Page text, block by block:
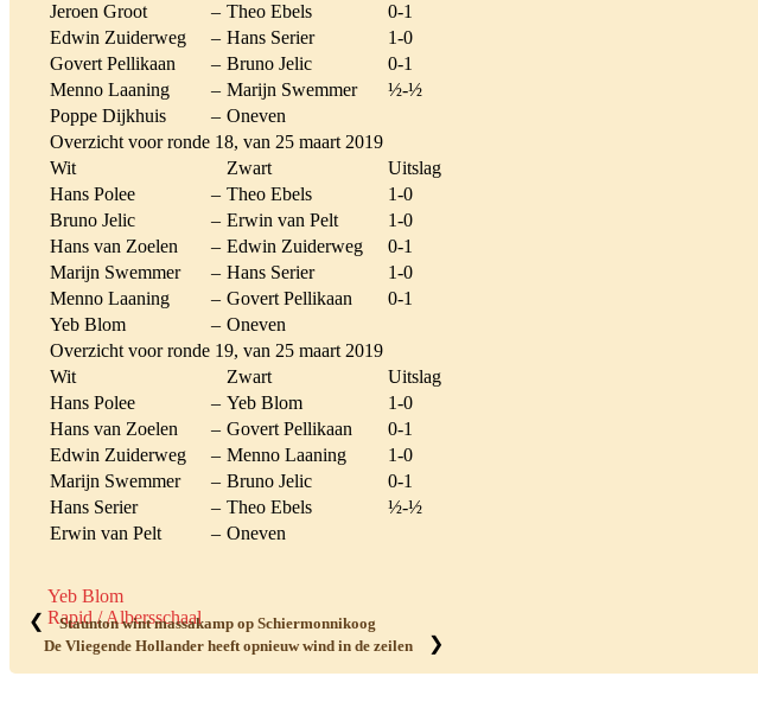
Jeroen Groot
– Theo Ebels
0-1
Edwin Zuiderweg
– Hans Serier
1-0
Govert Pellikaan
– Bruno Jelic
0-1
Menno Laaning
– Marijn Swemmer
½-½
Poppe Dijkhuis
– Oneven
Overzicht voor ronde 18, van 25 maart 2019
Wit
Zwart
Uitslag
Hans Polee
– Theo Ebels
1-0
Bruno Jelic
– Erwin van Pelt
1-0
Hans van Zoelen
– Edwin Zuiderweg
0-1
Marijn Swemmer
– Hans Serier
1-0
Menno Laaning
– Govert Pellikaan
0-1
Yeb Blom
– Oneven
Overzicht voor ronde 19, van 25 maart 2019
Wit
Zwart
Uitslag
Hans Polee
– Yeb Blom
1-0
Hans van Zoelen
– Govert Pellikaan
0-1
Edwin Zuiderweg
– Menno Laaning
1-0
Marijn Swemmer
– Bruno Jelic
0-1
Hans Serier
– Theo Ebels
½-½
Erwin van Pelt
– Oneven
Yeb Blom
Rapid / Albersschaal
❮
Staunton wint massakamp op Schiermonnikoog
De Vliegende Hollander heeft opnieuw wind in de zeilen
❯